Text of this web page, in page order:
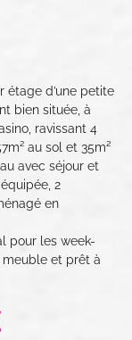
étage d’une petite
bien située, à
ravissant 4
au sol et 35m²
avec séjour et
2
en
pour les week-
et prêt à